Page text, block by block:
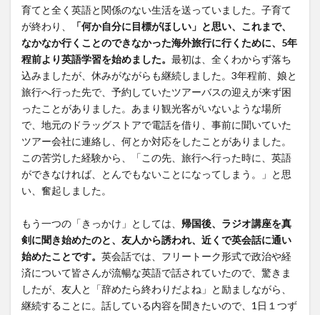
育てと全く英語と関係のない生活を送っていました。子育て
が終わり、
「何か自分に目標がほしい」と思い、これまで、
なかなか行くことのできなかった海外旅行に行くために、5年
程前より英語学習を始めました。 最初は、全くわからず落ち
込みましたが、休みがながらも継続しました。3年程前、娘と
旅行へ行った先で、予約していたツアーバスの迎えが来ず困
ったことがありました。あまり観光客がいないような場所
で、地元のドラッグストアで電話を借り、事前に聞いていた
ツアー会社に連絡し、何とか対応をしたことがありました。
この苦労した経験から、「この先、旅行へ行った時に、英語
ができなければ、とんでもないことになってしまう。」と思
い、奮起しました。
もう一つの「きっかけ」としては、 帰国後、ラジオ講座を真
剣に聞き始めたのと、友人から誘われ、近くで英会話に通い
始めたことです。 英会話では、フリートーク形式で政治や経
済について皆さんが流暢な英語で話されていたので、驚きま
したが、友人と「辞めたら終わりだよね」と励ましながら、
継続することに。話している内容を聞きたいので、1日１つず